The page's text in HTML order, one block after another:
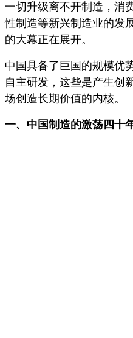
一切升级离不开制造，消
性制造等新兴制造业的发
的大幕正在展开。
中国具备了巨国的规模优
自主研发，这些是产生创
场创造长期价值的内核。
一、中国制造的激荡四十